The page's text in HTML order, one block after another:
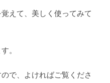
えて、美しく使ってみて
。
で、よければご覧くださ